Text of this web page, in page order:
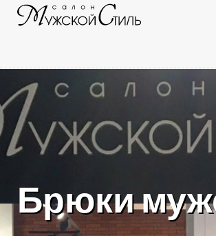
Брюки